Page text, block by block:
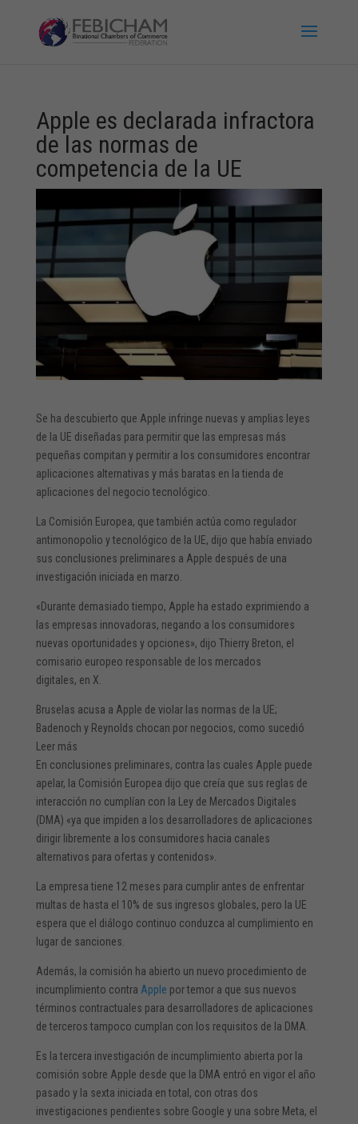
Apple es declarada infractora
de las normas de
competencia de la UE
Se ha descubierto que Apple infringe nuevas y amplias leyes
de la UE diseñadas para permitir que las empresas más
pequeñas compitan y permitir a los consumidores encontrar
aplicaciones alternativas y más baratas en la tienda de
aplicaciones del negocio tecnológico.
La Comisión Europea, que también actúa como regulador
antimonopolio y tecnológico de la UE, dijo que había enviado
sus conclusiones preliminares a Apple después de una
investigación iniciada en marzo.
«Durante demasiado tiempo, Apple ha estado exprimiendo a
las empresas innovadoras, negando a los consumidores
nuevas oportunidades y opciones», dijo Thierry Breton, el
comisario europeo responsable de los mercados
digitales, en X.
Bruselas acusa a Apple de violar las normas de la UE;
Badenoch y Reynolds chocan por negocios, como sucedió
Leer más
En conclusiones preliminares, contra las cuales Apple puede
apelar, la Comisión Europea dijo que creía que sus reglas de
interacción no cumplían con la Ley de Mercados Digitales
(DMA) «ya que impiden a los desarrolladores de aplicaciones
dirigir libremente a los consumidores hacia canales
alternativos para ofertas y contenidos».
La empresa tiene 12 meses para cumplir antes de enfrentar
multas de hasta el 10% de sus ingresos globales, pero la UE
espera que el diálogo continuo conduzca al cumplimiento en
lugar de sanciones.
Además, la comisión ha abierto un nuevo procedimiento de
incumplimiento contra Apple por temor a que sus nuevos
términos contractuales para desarrolladores de aplicaciones
de terceros tampoco cumplan con los requisitos de la DMA.
Es la tercera investigación de incumplimiento abierta por la
comisión sobre Apple desde que la DMA entró en vigor el año
pasado y la sexta iniciada en total, con otras dos
investigaciones pendientes sobre Google y una sobre Meta, el